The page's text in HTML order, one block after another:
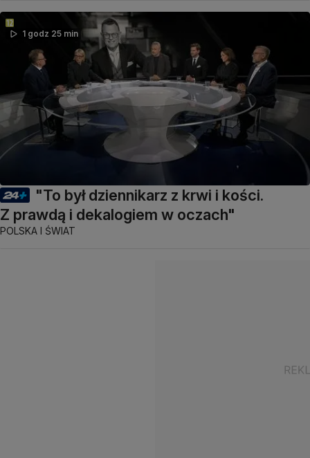
1 godz 25 min
"To był dziennikarz z krwi i kości.
Z prawdą i dekalogiem w oczach"
POLSKA I ŚWIAT